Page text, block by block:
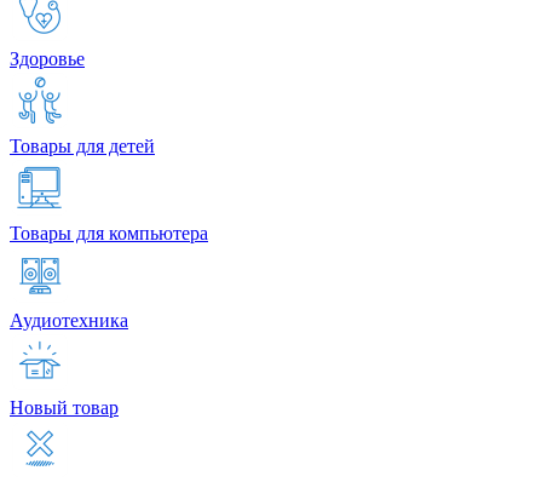
Здоровье
Товары для детей
Товары для компьютера
Аудиотехника
Новый товар